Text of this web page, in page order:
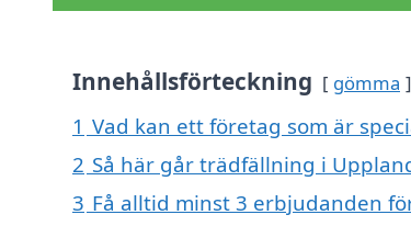
Innehållsförteckning gömma
1 Vad kan ett företag som är
2 Så här går trädfällning i
3 Få alltid minst 3 erbjudanden